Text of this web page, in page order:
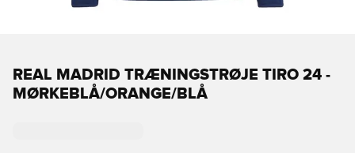
REAL MADRID TRÆNINGSTRØJE TIRO 24 -
MØRKEBLÅ/ORANGE/BLÅ